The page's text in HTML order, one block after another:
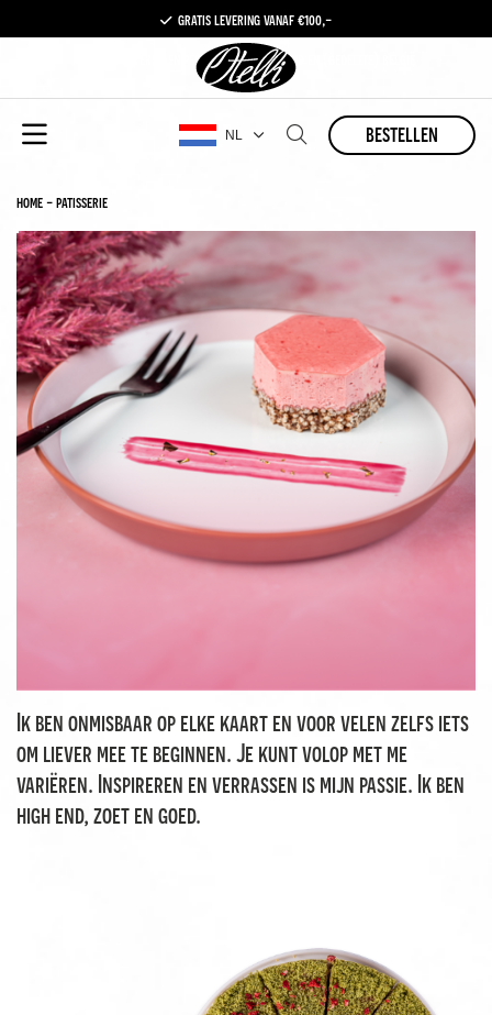
gratis levering vanaf €100,-
1 a 2 leveringen per week in nederland en (gedeelte) belgië
NL bestellen
home-patisserie
Ik ben onmisbaar op elke kaart en voor velen zelfs iets
om liever mee te beginnen. Je kunt volop met me
variëren. Inspireren en verrassen is mijn passie. Ik ben
high end, zoet en goed.